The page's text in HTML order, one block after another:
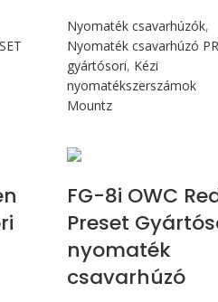
Nyomaték csavarhúzók,
Nyomaték csavarhúzó
gyártósori, Kézi
nyomatékszerszámok
Mountz
FG-8i OWC
Preset
nyomaték
csavarhúzó